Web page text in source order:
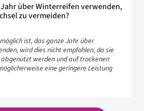
Jahr über Winterreifen verwenden,
zu vermeiden?
ist, das ganze Jahr über
wird dies nicht empfohlen, da sie
werden und auf trockenen
eine geringere Leistung